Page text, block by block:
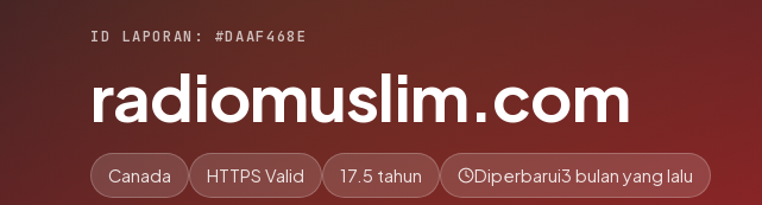
ID LAPORAN: #DAAF468E
radiomuslim.com
Canada HTTPS Valid 17.5 tahun Diperbarui3 bulan yang lalu